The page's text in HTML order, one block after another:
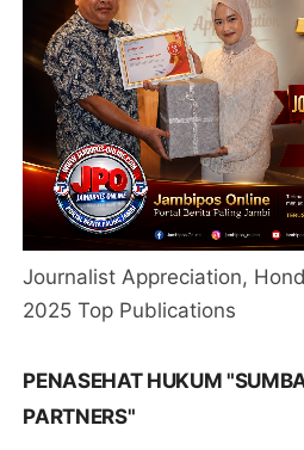
Journalist Appreciation,
2025 Top Publications
PENASEHAT HUKUM
PARTNERS"